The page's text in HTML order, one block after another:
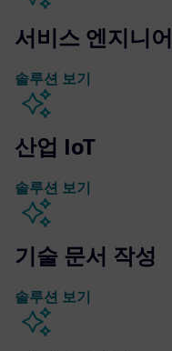
서비스 엔지니
솔루션 보기
산업 IoT
솔루션 보기
기술 문서 작성
솔루션 보기